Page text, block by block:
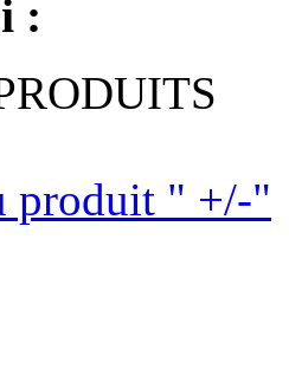
:
produit " +/-"